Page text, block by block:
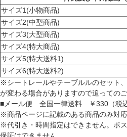
サイズ1(小物商品)
サイズ2(中型商品)
サイズ3(大型商品)
サイズ4(特大商品)
サイズ5(特大送料1)
サイズ6(特大送料2)
※シートレールやテーブルルのセット
が変わる場合がありますので追っての
■メール便 全国一律送料 ￥330（税込
※商品ページに記載のある商品のみ対応
※代引き・時間指定はできません。ポ
保証はできません。